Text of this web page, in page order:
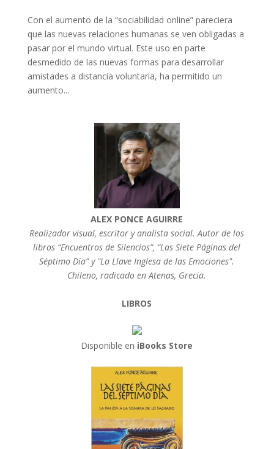
Con el aumento de la “sociabilidad online” pareciera
que las nuevas relaciones humanas se ven obligadas a
pasar por el mundo virtual. Este uso en parte
desmedido de las nuevas formas para desarrollar
amistades a distancia voluntaria, ha permitido un
aumento...
ALEX PONCE AGUIRRE
Realizador visual, escritor y analista social. Autor de los
libros “Encuentros de Silencios”, “Las Siete Páginas del
Séptimo Día” y "La Llave Inglesa de las Emociones".
Chileno, radicado en Atenas, Grecia.
LIBROS
Disponible en iBooks Store